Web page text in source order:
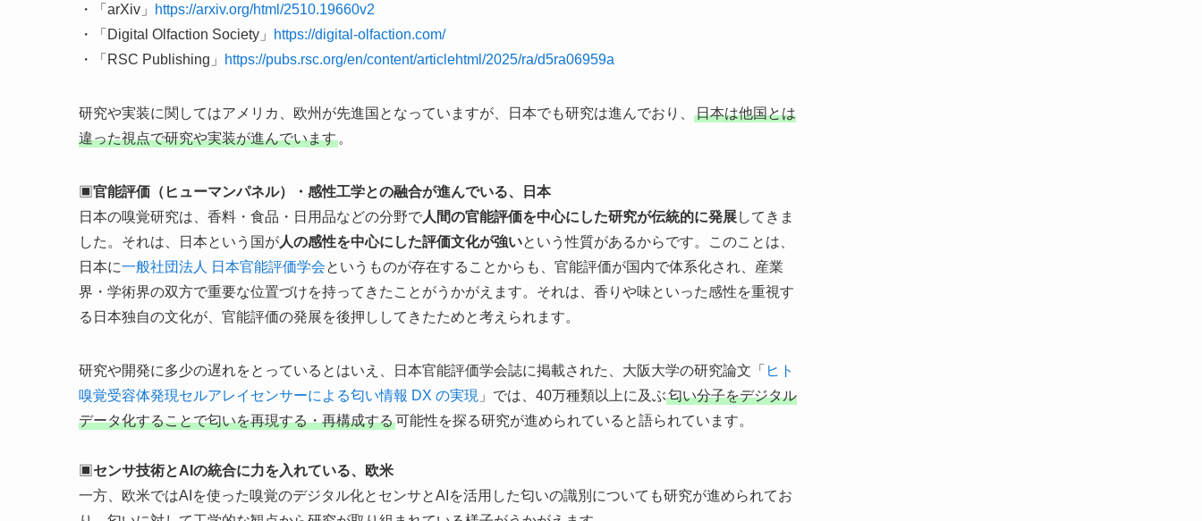
・「arXiv」
https://arxiv.org/html/2510.19660v2
・「Digital Olfaction Society」
https://digital-olfaction.com/
・「RSC Publishing」
https://pubs.rsc.org/en/content/articlehtml/2025/ra/d5ra06959a
研究や実装に関してはアメリカ、欧州が先進国となっていますが、日本でも研究は進んでおり、
日本は他国とは
違った視点で研究や実装が進んでいます 。
▣官能評価（ヒューマンパネル）・感性工学との融合が進んでいる、日本
日本の嗅覚研究は、香料・食品・日用品などの分野で人間の官能評価を中心にした研究が伝統的に発展してきま
した。それは、日本という国が人の感性を中心にした評価文化が強いという性質があるからです。このことは、
日本に一般社団法人 日本官能評価学会というものが存在することからも、官能評価が国内で体系化され、産業
界・学術界の双方で重要な位置づけを持ってきたことがうかがえます。それは、香りや味といった感性を重視す
る日本独自の文化が、官能評価の発展を後押ししてきたためと考えられます。
研究や開発に多少の遅れをとっているとはいえ、日本官能評価学会誌に掲載された、大阪大学の研究論文「 ヒト
嗅覚受容体発現セルアレイセンサーによる匂い情報 DX の実現 」では、40万種類以上に及ぶ匂い分子をデジタル
データ化することで匂いを再現する・再構成する可能性を探る研究が進められていると語られています。
▣センサ技術とAIの統合に力を入れている、欧米
一方、欧米ではAIを使った嗅覚のデジタル化とセンサとAIを活用した匂いの識別についても研究が進められてお